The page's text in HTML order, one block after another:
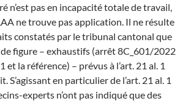
n’est pas en incapacité totale de travail,
ne trouve pas application. Il ne résulte
constatés par le tribunal cantonal que
de figure – exhaustifs (arrêt 8C_601/2022
et la référence) – prévus à l’art. 21 al. 1
S’agissant en particulier de l’art. 21 al. 1
experts n’ont pas indiqué que des